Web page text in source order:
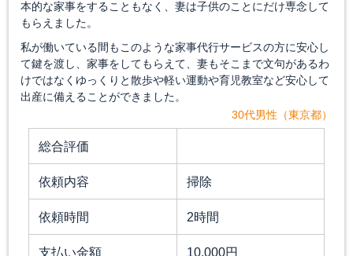
本的な家事をすることもなく、妻は子供のことにだけ専念して
もらえました。
私が働いている間もこのような家事代行サービスの方に安心し
て鍵を渡し、家事をしてもらえて、妻もそこまで文句があるわ
けではなくゆっくりと散歩や軽い運動や育児教室など安心して
出産に備えることができました。
30代男性（東京都）
総合評価
依頼内容 掃除
依頼時間 2時間
支払い金額 10,000円